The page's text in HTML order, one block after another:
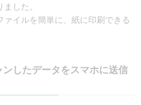
した。
イルを簡単に、紙に印刷できる
したデータをスマホに送信